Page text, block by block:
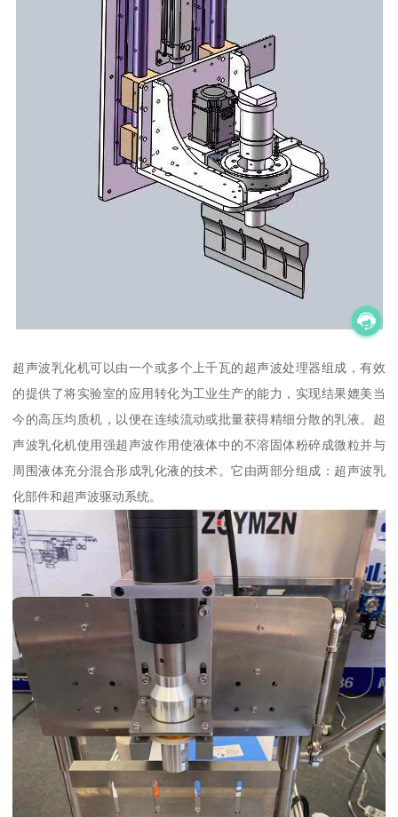
超声波乳化机可以由一个或多个上千瓦的超声波处理器组成，有效
的提供了将实验室的应用转化为工业生产的能力，实现结果媲美当
今的高压均质机，以便在连续流动或批量获得精细分散的乳液。超
声波乳化机使用强超声波作用使液体中的不溶固体粉碎成微粒并与
周围液体充分混合形成乳化液的技术。它由两部分组成：超声波乳
化部件和超声波驱动系统。